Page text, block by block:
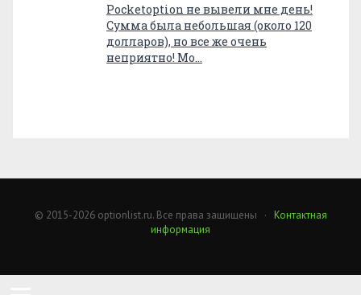
Pocketoption не вывели мне день!
Сумма была небольшая (около 120
долларов), но все же очень
неприятно! Мо…
© 2015-2026 optionlist.ru. Все права защищены · Контактная
информация